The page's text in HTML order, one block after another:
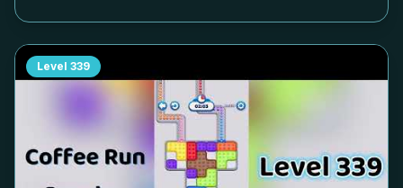
Level 339